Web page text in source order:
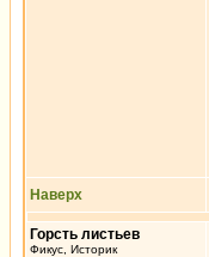
Наверх
Горсть листьев
Фикус, Историк